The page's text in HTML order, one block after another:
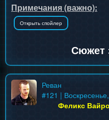
Примечания (важно):
Сюжет
Реван
#121 |
Феликс